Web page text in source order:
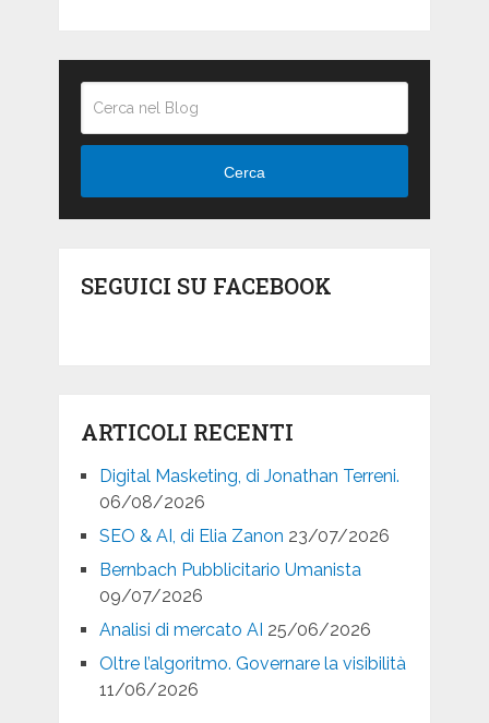
Cerca
SEGUICI SU FACEBOOK
ARTICOLI RECENTI
Digital Masketing, di Jonathan Terreni.
06/08/2026
SEO & AI, di Elia Zanon 23/07/2026
Bernbach Pubblicitario Umanista
09/07/2026
Analisi di mercato AI 25/06/2026
Oltre l’algoritmo. Governare la visibilità
11/06/2026